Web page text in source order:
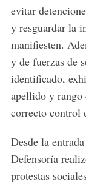
evitar
y resguardar la
manifiesten.
y de fuerzas de
identificado,
apellido y rango
correcto control
Desde la
Defensoría
protestas